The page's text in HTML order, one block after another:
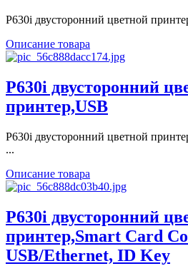
P630i двусторонний цветной
Описание товара
P630i двусторонний
принтер,USB
P630i двусторонний цветной
...
Описание товара
P630i двусторонний
принтер,Smart Card
USB/Ethernet, ID Key